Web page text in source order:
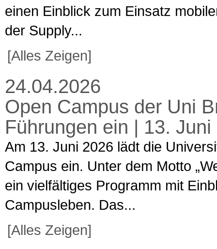
einen Einblick zum Einsatz
der Supply...
[Alles Zeigen]
24.04.2026
Open Campus der Uni
Führungen ein | 13.
Am 13. Juni 2026 lädt die
Campus ein. Unter dem Motto
ein vielfältiges Programm mit
Campusleben. Das...
[Alles Zeigen]